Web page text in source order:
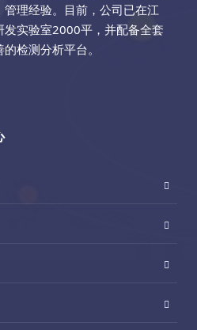
理经验。目前，公司已在江
实验室2000平，并配备全套
检测分析平台。